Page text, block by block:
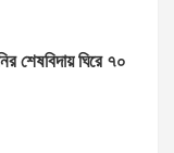
শেষবিদায় ঘিরে ৭০